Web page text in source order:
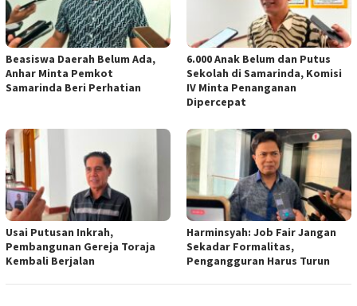
Beasiswa Daerah Belum Ada,
Anhar Minta Pemkot
Samarinda Beri Perhatian
6.000 Anak Belum dan Putus
Sekolah di Samarinda, Komisi
IV Minta Penanganan
Dipercepat
Usai Putusan Inkrah,
Pembangunan Gereja Toraja
Kembali Berjalan
Harminsyah: Job Fair Jangan
Sekadar Formalitas,
Pengangguran Harus Turun